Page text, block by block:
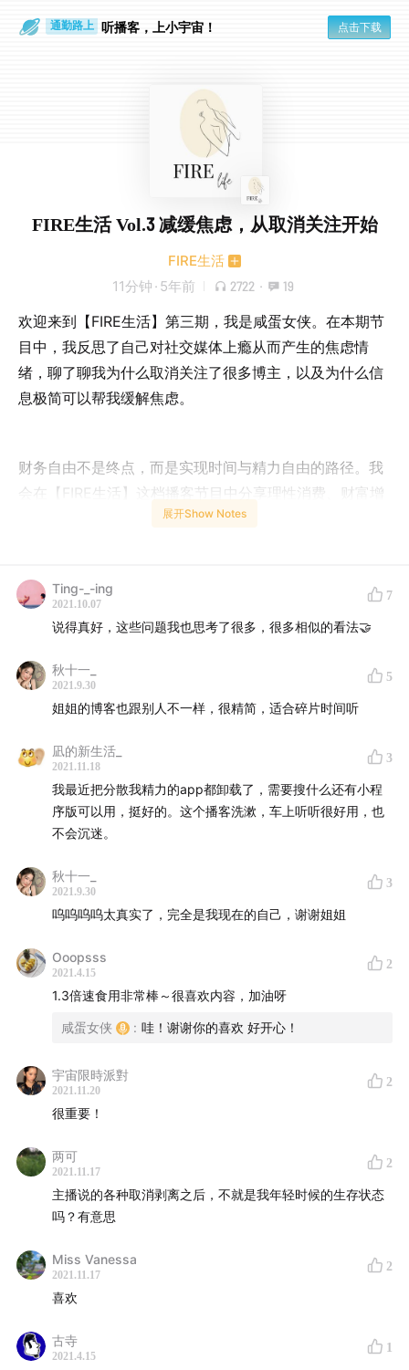
通勤路上 听播客，上小宇宙！ 点击下载
FIRE生活 Vol.3 减缓焦虑，从取消关注开始
FIRE生活
11分钟 · 5年前 2722 · 19
欢迎来到【FIRE生活】第三期，我是咸蛋女侠。在本期节
目中，我反思了自己对社交媒体上瘾从而产生的焦虑情
绪，聊了聊我为什么取消关注了很多博主，以及为什么信
息极简可以帮我缓解焦虑。
财务自由不是终点，而是实现时间与精力自由的路径。我
会在【FIRE生活】这档播客节目中分享理性消费、财富增
长、极简生活、自我提升、觉察思考等内容，也会推荐相
愿我们都能摆脱“出卖时间换金钱”的命运，重新爱上自己
的生活。
展开Show Notes
Ting-_-ing
2021.10.07
7
说得真好，这些问题我也思考了很多，很多相似的看法🤝
秋十一_
2021.9.30
5
姐姐的博客也跟别人不一样，很精简，适合碎片时间听
凪的新生活_
2021.11.18
3
我最近把分散我精力的app都卸载了，需要搜什么还有小程
序版可以用，挺好的。这个播客洗漱，车上听听很好用，也
不会沉迷。
秋十一_
2021.9.30
3
呜呜呜呜太真实了，完全是我现在的自己，谢谢姐姐
Ooopsss
2021.4.15
2
1.3倍速食用非常棒～很喜欢内容，加油呀
咸蛋女侠 : 哇！谢谢你的喜欢 好开心！
宇宙限時派對
2021.11.20
2
很重要！
两可
2021.11.17
2
主播说的各种取消剥离之后，不就是我年轻时候的生存状态
吗？有意思
Miss Vanessa
2021.11.17
2
喜欢
古寺
2021.4.15
1